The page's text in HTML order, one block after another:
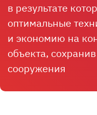
в результате
оптимальные
и экономию на
объекта,
сооружения